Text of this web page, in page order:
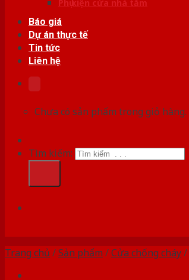
Phụ kiện cửa nhà tắm
Báo giá
Dự án thực tế
Tin tức
Liên hệ
Chưa có sản phẩm trong giỏ hàng.
Tìm kiếm:
Trang chủ /Sản phẩm /Cửa chống cháy/